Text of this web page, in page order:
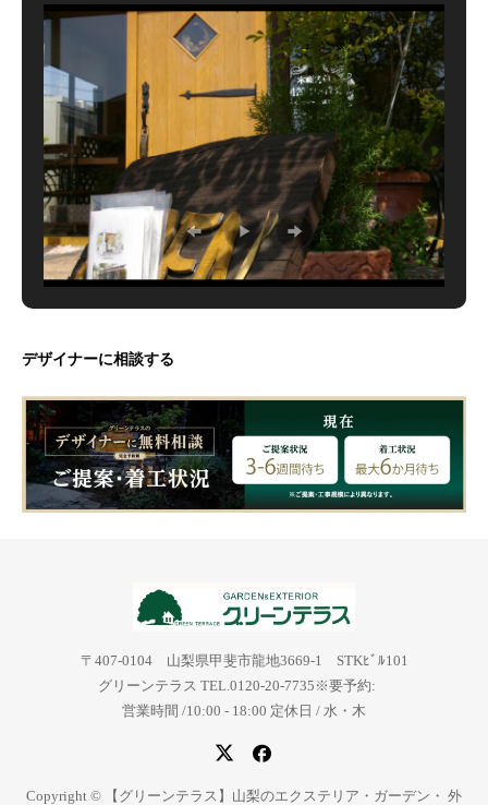
デザイナーに相談する
〒407-0104 山梨県甲斐市龍地3669-1 STKﾋﾞﾙ101
グリーンテラス TEL.0120-20-7735※要予約:
営業時間 /10:00 - 18:00 定休日 / 水・木
Copyright © 【グリーンテラス】山梨のエクステリア・ガーデン・ 外